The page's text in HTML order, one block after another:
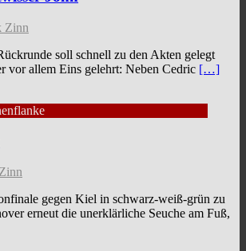
Zinn
soll schnell zu den Akten gelegt
vor allem Eins gelehrt: Neben Cedric […]
gegen Kiel in schwarz-weiß-grün zu
erneut die unerklärliche Seuche am Fuß,